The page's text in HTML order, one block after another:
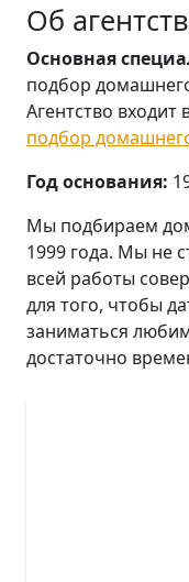
Об
Основная
подбор
Агентство входит
подбор
Год основания:
Мы подбираем
1999 года. Мы не
всей работы
для того, чтобы
заниматься
достаточно